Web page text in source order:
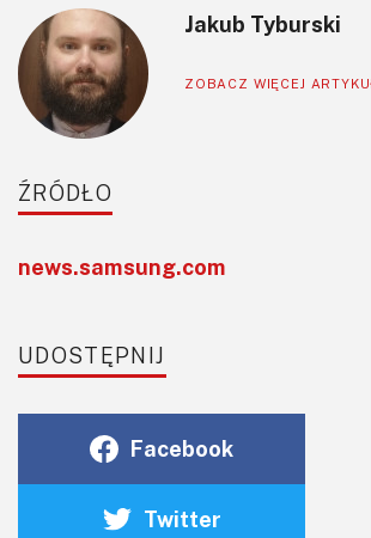
Jakub Tyburski
ZOBACZ WIĘCEJ
ŹRÓDŁO
news.samsung.com
UDOSTĘPNIJ
Facebook
Twitter